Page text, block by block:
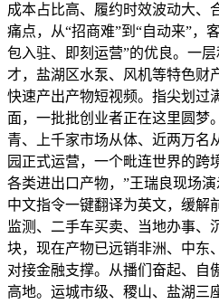
成本占比高、履约时效波动大、
痛点，从“招商难”到“自动来”，
包入驻、即刻运营”的优良。一
才，盐湖区水泵、风机等特色财
快速产出产物短视频。指尖划过
面，一批批创业者正在这里圆梦
青、上千家市场从体、近两万名
园正式运营，一个毗连世界的跨
各类进出口产物，”王瑞良现场
中文指令一键翻译为英文，缓解
监测、二手车买卖、当地办事、
块，现在产物已远销非洲、中东
对接金融支撑。从播们奋起、自
高地。运城市级、稷山、盐湖三